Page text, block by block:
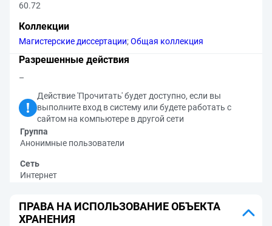
60.72
Коллекции
Магистерские диссертации;Общая коллекция
Разрешенные действия
–
Действие 'Прочитать' будет доступно, если вы
выполните вход в систему или будете работать с
сайтом на компьютере в другой сети
Группа
Анонимные пользователи
Сеть
Интернет
ПРАВА НА ИСПОЛЬЗОВАНИЕ ОБЪЕКТА
ХРАНЕНИЯ